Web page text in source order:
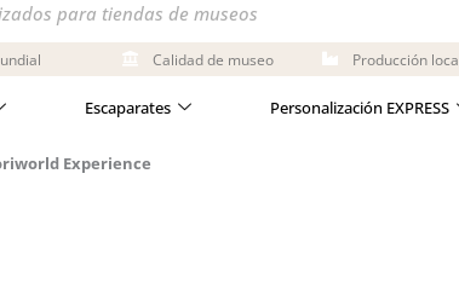
para tiendas de museos
Calidad de museo Producción
Escaparates Personalización EXPRESS
Experience